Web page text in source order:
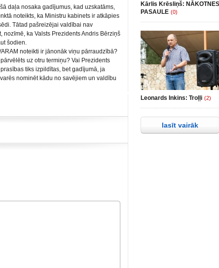
daļa nosaka gadījumus, kad uzskatāms,
noteikts, ka Ministru kabinets ir atkāpies
Tātad pašreizējai valdībai nav
nozīmē, ka Valsts Prezidents Andris Bērziņš
šodien.
noteikti ir jānonāk viņu pārraudzībā?
uz otru termiņu? Vai Prezidents
tiks izpildītas, bet gadījumā, ja
nominēt kādu no savējiem un valdību
Kārlis Krēsliņš: NĀKOTNES
PASAULE (0)
Leonards Inkins: Troļļi (2)
lasīt vairāk